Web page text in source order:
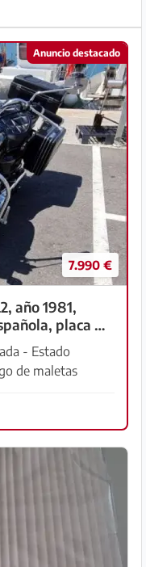
Anuncio destacado
7.990 €
año 1981,
placa H,
- Estado
de maletas
– una